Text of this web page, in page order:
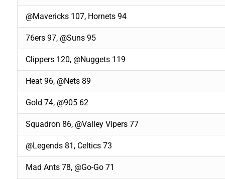
@Mavericks 107, Hornets 94
76ers 97, @Suns 95
Clippers 120, @Nuggets 119
Heat 96, @Nets 89
Gold 74, @905 62
Squadron 86, @Valley Vipers 77
@Legends 81, Celtics 73
Mad Ants 78, @Go-Go 71